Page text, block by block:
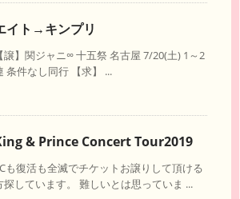
イト→キンプリ
【譲】関ジャニ∞ 十五祭 名古屋 7/20(土) 1～2
条件なし同行 【求】 ...
& Prince Concert Tour2019
も復活も全滅でチケットお譲りして頂ける
探しています。 難しいとは思っていま ...